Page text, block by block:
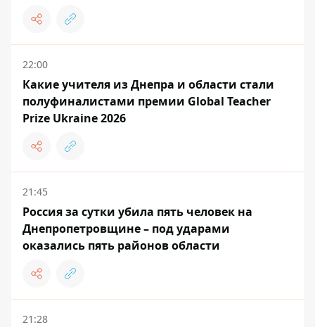
22:00
Какие учителя из Днепра и области стали
полуфиналистами премии Global Teacher
Prize Ukraine 2026
21:45
Россия за сутки убила пять человек на
Днепропетровщине – под ударами
оказались пять районов области
21:28